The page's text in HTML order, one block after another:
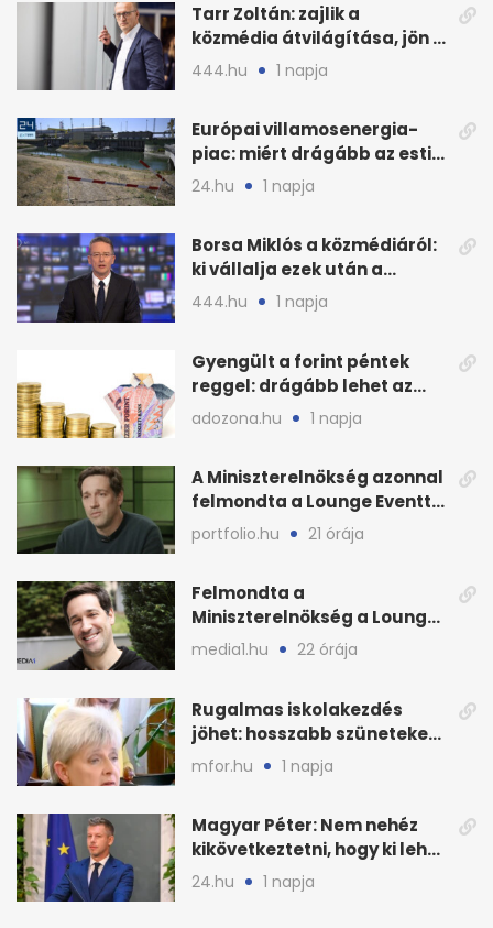
Tarr Zoltán: zajlik a
közmédia átvilágítása, jön a
nyilvános véleményezés
444.hu 1 napja
Európai villamosenergia-
piac: miért drágább az esti
áram Magyarországon
24.hu 1 napja
Borsa Miklós a közmédiáról:
ki vállalja ezek után a
munkát?
444.hu 1 napja
Gyengült a forint péntek
reggel: drágább lehet az
euró és a dollár
adozona.hu 1 napja
A Miniszterelnökség azonnal
felmondta a Lounge Eventtel
kötött szerződést
portfolio.hu 21 órája
Felmondta a
Miniszterelnökség a Lounge
Event keretszerződését
media1.hu 22 órája
Rugalmas iskolakezdés
jöhet: hosszabb szüneteket
javasolnak szeptembertől
mfor.hu 1 napja
Magyar Péter: Nem nehéz
kikövetkeztetni, hogy ki lehet
a három jelölt
24.hu 1 napja